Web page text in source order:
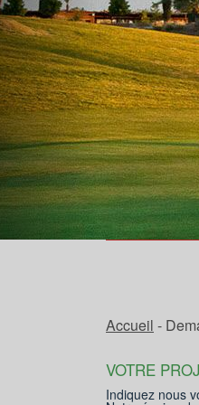
Accueil -
VOTRE
Indiquez nous